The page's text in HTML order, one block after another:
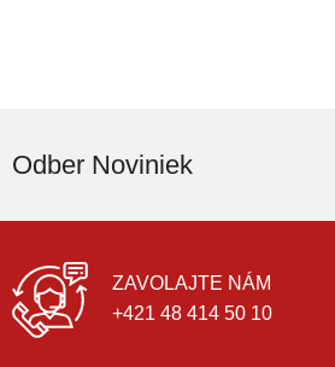
Odber Noviniek
ZAVOLAJTE NÁM
+421 48 414 50 10